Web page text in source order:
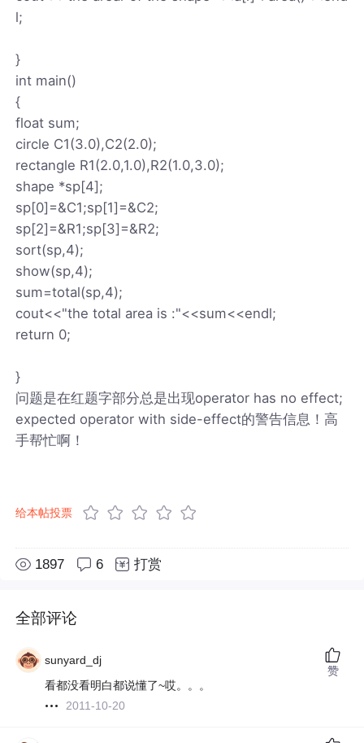
l;
}
int main()
{
float sum;
circle C1(3.0),C2(2.0);
rectangle R1(2.0,1.0),R2(1.0,3.0);
shape *sp[4];
sp[0]=&C1;sp[1]=&C2;
sp[2]=&R1;sp[3]=&R2;
sort(sp,4);
show(sp,4);
sum=total(sp,4);
cout<<"the total area is :"<<sum<<endl;
return 0;
}
问题是在红题字部分总是出现operator has no effect;
expected operator with side-effect的警告信息！高
手帮忙啊！
给本帖投票
1897 6 打赏
全部评论
sunyard_dj
看都没看明白都说懂了~哎。。。
2011-10-20
赞